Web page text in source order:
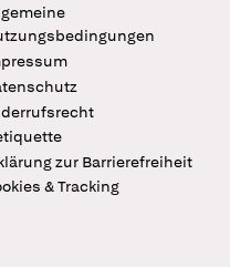
zur Barrierefreiheit
& Tracking